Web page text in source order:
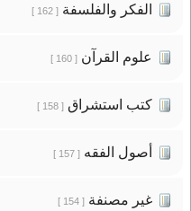
الفكر والفلسفة[ 162 ]
علوم القرآن[ 160 ]
كتب استشراق[ 158 ]
أصول الفقه[ 157 ]
غير مصنفة[ 154 ]